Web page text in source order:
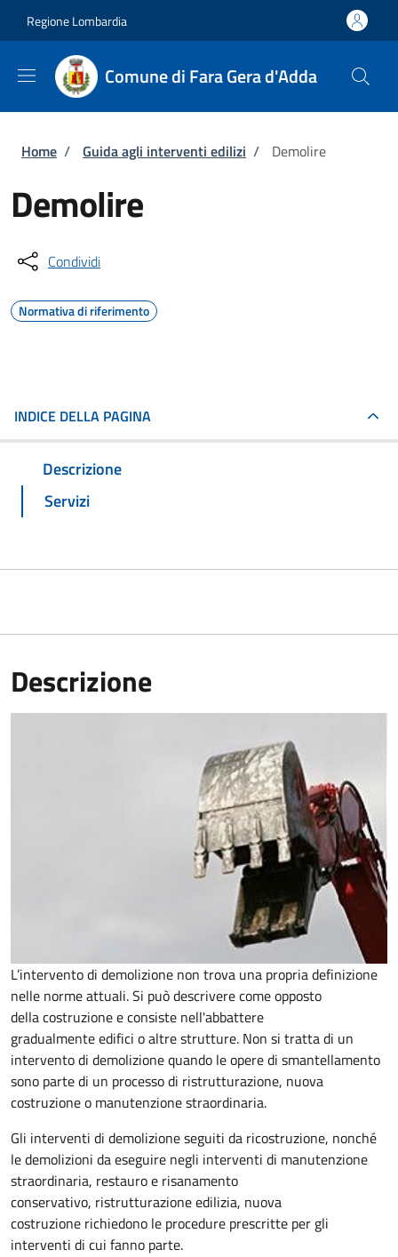
Regione Lombardia
Comune di Fara Gera d'Adda
Briciole di pane
Home / Guida agli interventi edilizi / Demolire
Demolire
Condividi
Normativa di riferimento
INDICE DELLA PAGINA
Descrizione
Servizi
Descrizione
L’intervento di demolizione non trova una propria definizione
nelle norme attuali. Si può descrivere come opposto
della costruzione e consiste nell'abbattere
gradualmente edifici o altre strutture. Non si tratta di un
intervento di demolizione quando le opere di smantellamento
sono parte di un processo di ristrutturazione, nuova
costruzione o manutenzione straordinaria.
Gli interventi di demolizione seguiti da ricostruzione, nonché
le demolizioni da eseguire negli interventi di manutenzione
straordinaria, restauro e risanamento
conservativo, ristrutturazione edilizia, nuova
costruzione richiedono le procedure prescritte per gli
interventi di cui fanno parte.